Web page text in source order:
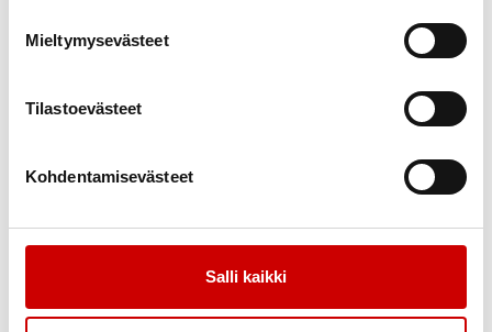
Mieltymysevästeet
Tilastoevästeet
Kohdentamisevästeet
Salli kaikki
pohtimalla ja halutessasi kirjaamalla ylös
asioita.
Hyvinvoinnin tukeminen